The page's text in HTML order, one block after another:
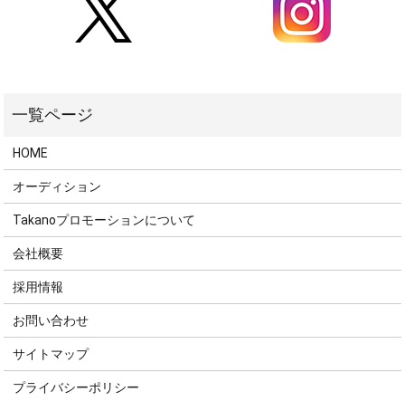
HOME
オーディション
Takanoプロモーションについて
会社概要
採用情報
お問い合わせ
サイトマップ
プライバシーポリシー